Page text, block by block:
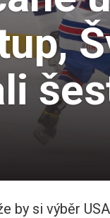
by si výběr